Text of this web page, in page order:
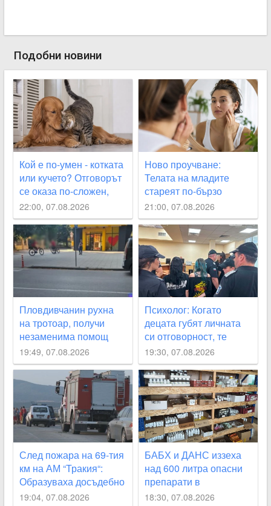
Подобни новини
Кой е по-умен - котката
или кучето? Отговорът
се оказа по-сложен,
отколкото изглежда
22:00, 07.08.2026
Ново проучване:
Телата на младите
стареят по-бързо
21:00, 07.08.2026
Пловдивчанин рухна
на тротоар, получи
незаменима помощ
19:49, 07.08.2026
Психолог: Когато
децата губят личната
си отговорност, те
започват да действат
като глутница
19:30, 07.08.2026
След пожара на 69-тия
км на АМ “Тракия“:
Образуваха досъдебно
производство
19:04, 07.08.2026
БАБХ и ДАНС иззеха
над 600 литра опасни
препарати в
Пловдивско
18:30, 07.08.2026